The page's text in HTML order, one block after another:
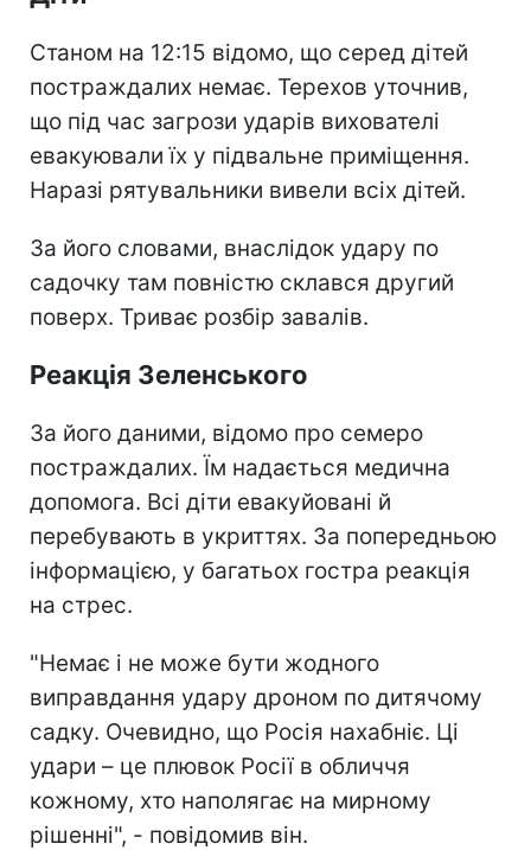
Станом на 12:15 відомо, що серед дітей
постраждалих немає. Терехов уточнив,
що під час загрози ударів вихователі
евакуювали їх у підвальне приміщення.
Наразі рятувальники вивели всіх дітей.
За його словами, внаслідок удару по
садочку там повністю склався другий
поверх. Триває розбір завалів.
Реакція Зеленського
За його даними, відомо про семеро
постраждалих. Їм надається медична
допомога. Всі діти евакуйовані й
перебувають в укриттях. За попередньою
інформацією, у багатьох гостра реакція
на стрес.
"Немає і не може бути жодного
виправдання удару дроном по дитячому
садку. Очевидно, що Росія нахабніє. Ці
удари – це плювок Росії в обличчя
кожному, хто наполягає на мирному
рішенні", - повідомив він.